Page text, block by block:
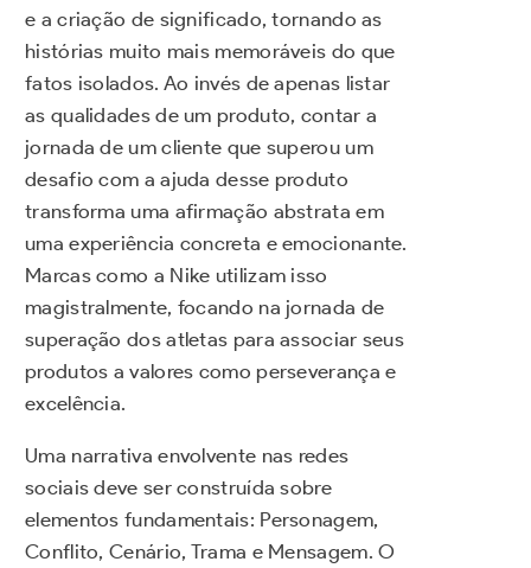
e a criação de significado, tornando as
histórias muito mais memoráveis do que
fatos isolados. Ao invés de apenas listar
as qualidades de um produto, contar a
jornada de um cliente que superou um
desafio com a ajuda desse produto
transforma uma afirmação abstrata em
uma experiência concreta e emocionante.
Marcas como a Nike utilizam isso
magistralmente, focando na jornada de
superação dos atletas para associar seus
produtos a valores como perseverança e
excelência.
Uma narrativa envolvente nas redes
sociais deve ser construída sobre
elementos fundamentais: Personagem,
Conflito, Cenário, Trama e Mensagem. O